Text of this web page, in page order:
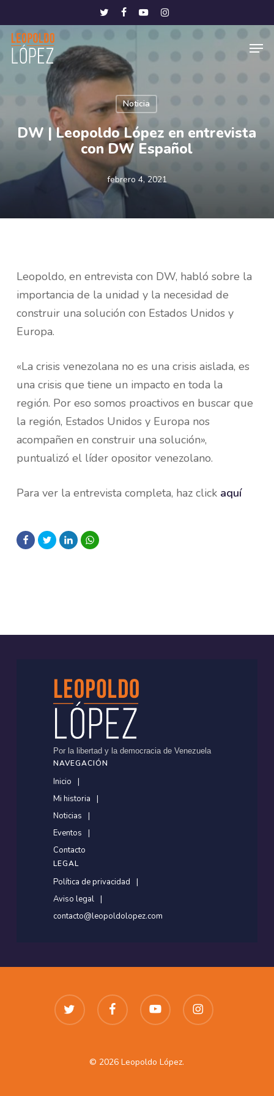
to
main
content
twitterfacebookyoutubeinstagram
Noticia
DW | Leopoldo López en entrevista
con DW Español
febrero 4, 2021
Leopoldo, en entrevista con DW, habló sobre la
importancia de la unidad y la necesidad de
construir una solución con Estados Unidos y
Europa.
«La crisis venezolana no es una crisis aislada, es
una crisis que tiene un impacto en toda la
región. Por eso somos proactivos en buscar que
la región, Estados Unidos y Europa nos
acompañen en construir una solución»,
puntualizó el líder opositor venezolano.
Para ver la entrevista completa, haz click aquí
Por la libertad y la democracia de Venezuela
NAVEGACIÓN
Inicio
Mi historia
Noticias
Eventos
Contacto
LEGAL
Política de privacidad
Aviso legal
contacto@leopoldolopez.com
twitter facebook youtube instagram
© 2026 Leopoldo López.